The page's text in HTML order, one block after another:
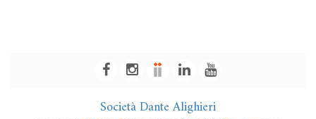
Società Dante Alighieri